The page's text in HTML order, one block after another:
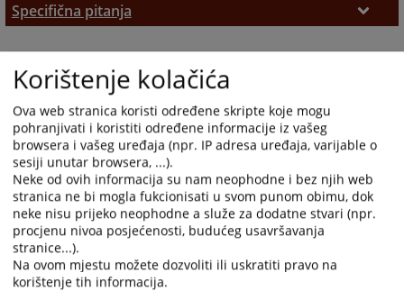
Često postavljana pitanja
Specifična pitanja
Korištenje kolačića
Ova web stranica koristi određene skripte koje mogu
pohranjivati i koristiti određene informacije iz vašeg
browsera i vašeg uređaja (npr. IP adresa uređaja, varijable o
sesiji unutar browsera, ...).
Neke od ovih informacija su nam neophodne i bez njih web
stranica ne bi mogla fukcionisati u svom punom obimu, dok
neke nisu prijeko neophodne a služe za dodatne stvari (npr.
procjenu nivoa posjećenosti, budućeg usavršavanja
stranice...).
Na ovom mjestu možete dozvoliti ili uskratiti pravo na
korištenje tih informacija.